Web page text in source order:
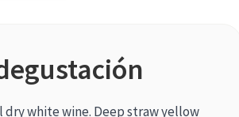
white wine. Deep straw yellow